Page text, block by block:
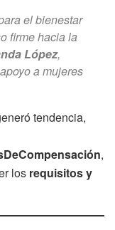
el bienestar
firme hacia la
López,
a mujeres
tendencia,
,
los requisitos y